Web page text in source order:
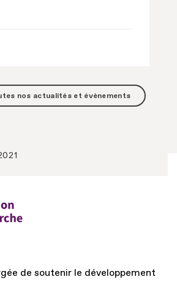
nos actualités et évènements
de soutenir le développement